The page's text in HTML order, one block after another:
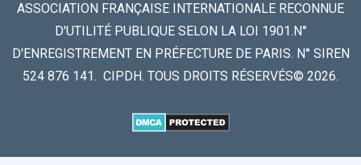
ASSOCIATION FRANÇAISE INTERNATIONALE RECONNUE
D'UTILITÉ PUBLIQUE SELON LA LOI 1901.N°
D'ENREGISTREMENT EN PRÉFECTURE DE PARIS. N° SIREN
524 876 141. CIPDH. TOUS DROITS RÉSERVÉS© 2026.